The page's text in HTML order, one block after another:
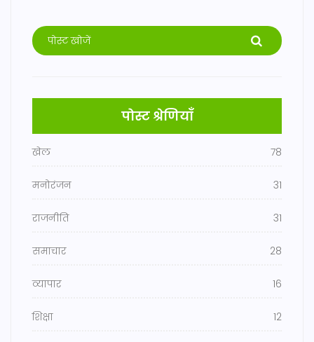
पोस्ट श्रेणियाँ
खेल 78
मनोरंजन 31
राजनीति 31
समाचार 28
व्यापार 16
शिक्षा 12